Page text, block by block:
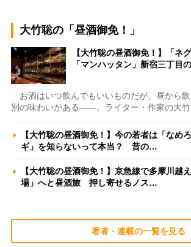
大竹聡の「昼酒御免！」
【大竹聡の昼酒御免！】「ネ
「マンハッタン」新宿三丁目
お酒はいつ飲んでもいいものだが、昼から
別の味わいがある――。ライター・作家の大竹
【大竹聡の昼酒御免！】今の若者は「なめ
ギ」を知らないって本当？ 昔の…
【大竹聡の昼酒御免！】京急線で多摩川越
場」へと昼酒旅 押し寄せるノス…
著者・連載の一覧を見る